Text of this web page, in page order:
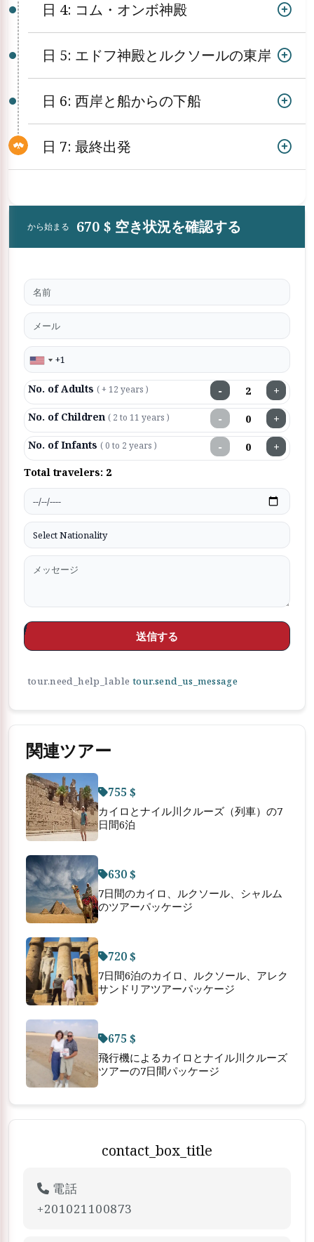
日 4: コム・オンボ神殿
日 5: エドフ神殿とルクソールの東岸
日 6: 西岸と船からの下船
日 7: 最終出発
から始まる 670 $ 空き状況を確認する
No. of Adults ( + 12 years ) − +
No. of Children ( 2 to 11 years ) − +
No. of Infants ( 0 to 2 years ) − +
Total travelers: 2
送信する
tour.need_help_lable tour.send_us_message
関連ツアー
755 $
カイロとナイル川クルーズ（列車）の7
日間6泊
630 $
7日間のカイロ、ルクソール、シャルム
のツアーパッケージ
720 $
7日間6泊のカイロ、ルクソール、アレク
サンドリアツアーパッケージ
675 $
飛行機によるカイロとナイル川クルーズ
ツアーの7日間パッケージ
contact_box_title
電話
+201021100873